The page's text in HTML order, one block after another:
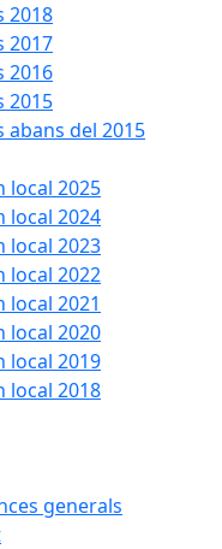
2018
2017
2016
2015
abans del 2015
local 2025
local 2024
local 2023
local 2022
local 2021
local 2020
local 2019
local 2018
generals